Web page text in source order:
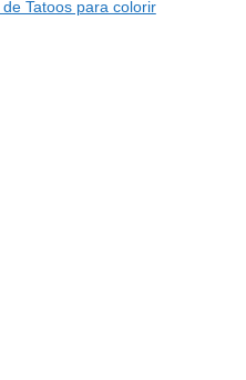
de Tatoos para colorir